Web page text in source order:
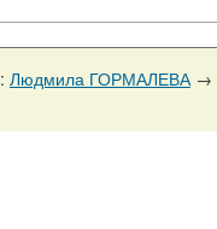
: Людмила ГОРМАЛЕВА→